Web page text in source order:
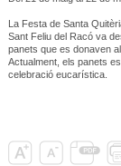
La Festa de Santa
Sant Feliu del Racó va
panets que es donaven
Actualment, els panets
celebració eucarística.